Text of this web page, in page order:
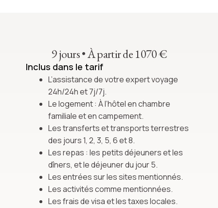
9 jours•À partir de 1070 €
Inclus dans le tarif
L’assistance de votre expert voyage
24h/24h et 7j/7j.
Le logement : À l’hôtel en chambre
familiale et en campement.
Les transferts et transports terrestres
des jours 1, 2, 3, 5, 6 et 8.
Les repas : les petits déjeuners et les
dîners, et le déjeuner du jour 5.
Les entrées sur les sites mentionnés.
Les activités comme mentionnées.
Les frais de visa et les taxes locales.